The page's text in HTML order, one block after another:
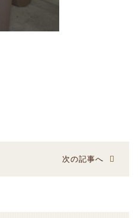
次の記事へ